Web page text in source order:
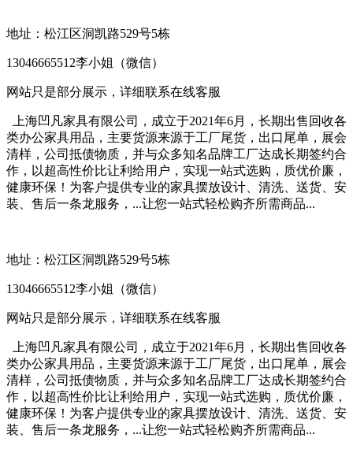
地址：松江区洞凯路529号5栋
13046665512李小姐（微信）
网站只是部分展示，详细联系在线客服
上海凹凡家具有限公司，成立于2021年6月，长期出售回收各
类办公家具用品，主要货源来源于工厂尾货，出口尾单，展会
清样，公司抵债物质，并与众多知名品牌工厂达成长期签约合
作，以超高性价比让利给用户，实现一站式选购，质优价廉，
健康环保！为客户提供专业的家具摆放设计、清洗、送货、安
装、售后一条龙服务，...让您一站式轻松购齐所需商品...
地址：松江区洞凯路529号5栋
13046665512李小姐（微信）
网站只是部分展示，详细联系在线客服
上海凹凡家具有限公司，成立于2021年6月，长期出售回收各
类办公家具用品，主要货源来源于工厂尾货，出口尾单，展会
清样，公司抵债物质，并与众多知名品牌工厂达成长期签约合
作，以超高性价比让利给用户，实现一站式选购，质优价廉，
健康环保！为客户提供专业的家具摆放设计、清洗、送货、安
装、售后一条龙服务，...让您一站式轻松购齐所需商品...